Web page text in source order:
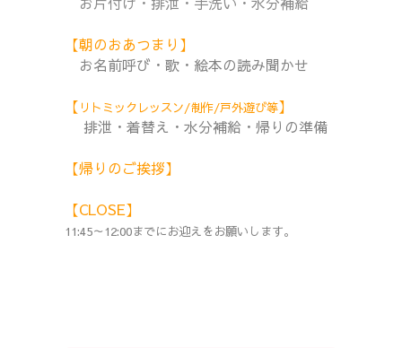
【朝のおあつまり】
お名前呼び・歌・絵本の読み聞かせ
【 リトミックレッスン/制作/戸外遊び等】
排泄・着替え・水分補給・帰りの準備
【帰りのご挨拶】
【CLOSE】
11:45～12:00までにお迎えをお願いします。